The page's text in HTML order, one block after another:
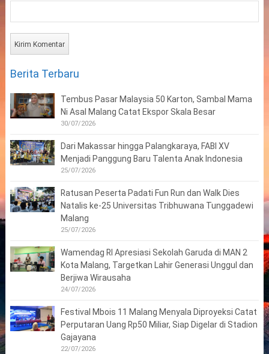
Berita Terbaru
Tembus Pasar Malaysia 50 Karton, Sambal Mama
Ni Asal Malang Catat Ekspor Skala Besar
30/07/2026
Dari Makassar hingga Palangkaraya, FABI XV
Menjadi Panggung Baru Talenta Anak Indonesia
25/07/2026
Ratusan Peserta Padati Fun Run dan Walk Dies
Natalis ke-25 Universitas Tribhuwana Tunggadewi
Malang
25/07/2026
Wamendag RI Apresiasi Sekolah Garuda di MAN 2
Kota Malang, Targetkan Lahir Generasi Unggul dan
Berjiwa Wirausaha
24/07/2026
Festival Mbois 11 Malang Menyala Diproyeksi Catat
Perputaran Uang Rp50 Miliar, Siap Digelar di Stadion
Gajayana
22/07/2026